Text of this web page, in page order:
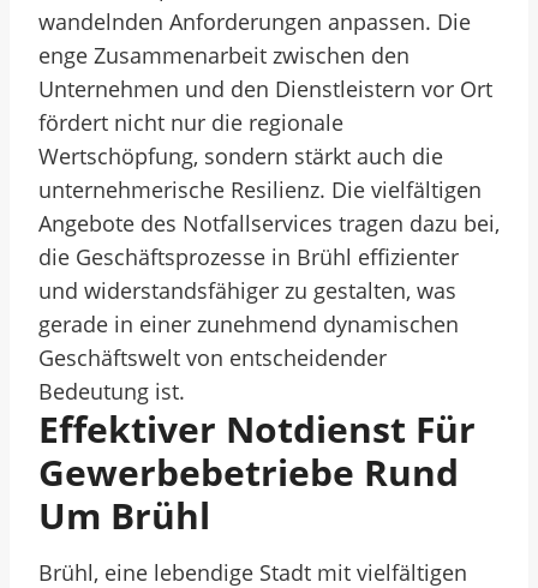
wandelnden Anforderungen anpassen. Die
enge Zusammenarbeit zwischen den
Unternehmen und den Dienstleistern vor Ort
fördert nicht nur die regionale
Wertschöpfung, sondern stärkt auch die
unternehmerische Resilienz. Die vielfältigen
Angebote des Notfallservices tragen dazu bei,
die Geschäftsprozesse in Brühl effizienter
und widerstandsfähiger zu gestalten, was
gerade in einer zunehmend dynamischen
Geschäftswelt von entscheidender
Bedeutung ist.
Effektiver Notdienst Für
Gewerbebetriebe Rund
Um Brühl
Brühl, eine lebendige Stadt mit vielfältigen